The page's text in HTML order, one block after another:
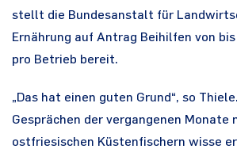
stellt die Bundesanstalt für
Ernährung auf Antrag Beihilfen von bis
pro Betrieb bereit.
„Das hat einen guten Grund“, so
Gesprächen der vergangenen Monate
ostfriesischen Küstenfischern wisse